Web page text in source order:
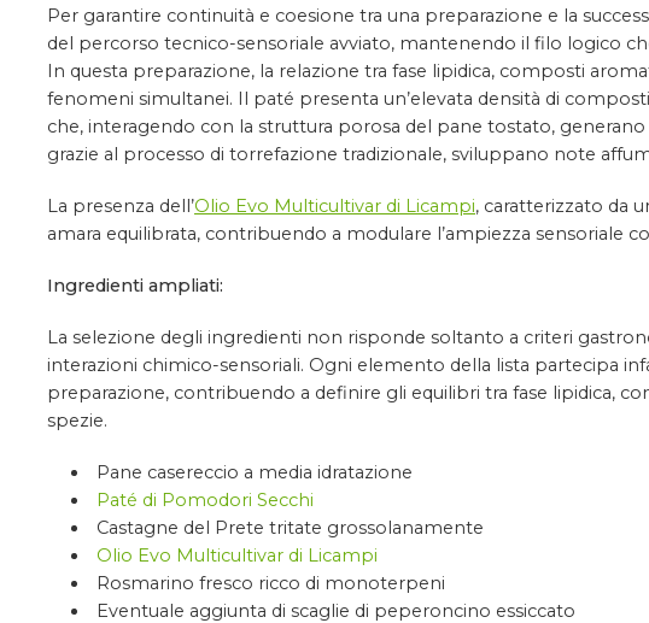
Per garantire continuità e coesione tra una preparazione e la
del percorso tecnico-sensoriale avviato, mantenendo il filo logico
In questa preparazione, la relazione tra fase lipidica, composti
fenomeni simultanei. Il paté presenta un’elevata densità di
che, interagendo con la struttura porosa del pane tostato,
grazie al processo di torrefazione tradizionale, sviluppano note
La presenza dell’Olio Evo Multicultivar di Licampi, caratterizzato da
amara equilibrata, contribuendo a modulare l’ampiezza sensoriale
Ingredienti ampliati:
La selezione degli ingredienti non risponde soltanto a criteri
interazioni chimico-sensoriali. Ogni elemento della lista partecipa
preparazione, contribuendo a definire gli equilibri tra fase lipidica,
spezie.
Pane casereccio a media idratazione
Paté di Pomodori Secchi
Castagne del Prete tritate grossolanamente
Olio Evo Multicultivar di Licampi
Rosmarino fresco ricco di monoterpeni
Eventuale aggiunta di scaglie di peperoncino essiccato